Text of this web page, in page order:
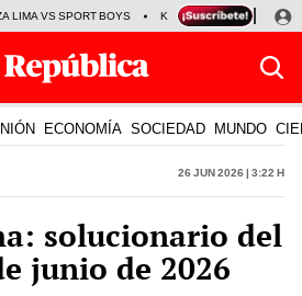
LIMA VS SPORT BOYS KENJI FUJIMORI
ECONOMÍA SOCIEDAD MUNDO
26 Jun 2026 | 3:22 h
solucionario del
junio de 2026